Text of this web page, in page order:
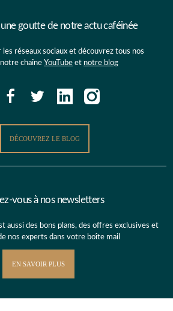
goutte de notre actu caféinée
les réseaux sociaux et découvrez tous nos
chaîne YouTube et notre blog
DÉCOUVREZ LE BLOG
vous à nos newsletters
aussi des bons plans, des offres exclusives et
nos experts dans votre boîte mail
EN SAVOIR PLUS